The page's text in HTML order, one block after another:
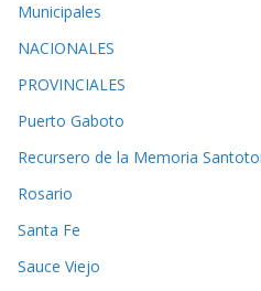
Municipales
NACIONALES
PROVINCIALES
Puerto Gaboto
Recursero de la Memoria
Rosario
Santa Fe
Sauce Viejo